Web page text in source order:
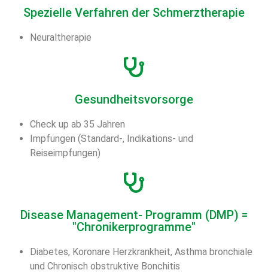
Spezielle Verfahren der Schmerztherapie
Neuraltherapie
Gesundheitsvorsorge
Check up ab 35 Jahren
Impfungen (Standard-, Indikations- und
Reiseimpfungen)
Disease Management- Programm (DMP) =
"Chronikerprogramme"
Diabetes, Koronare Herzkrankheit, Asthma bronchiale
und Chronisch obstruktive Bonchitis